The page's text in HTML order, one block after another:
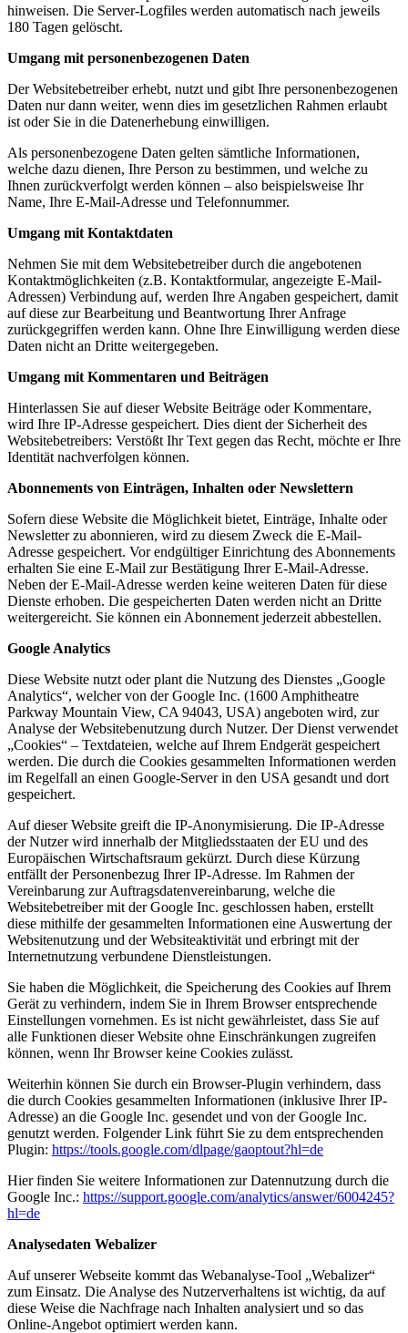
hinweisen. Die Server-Logfiles werden automatisch nach jeweils
180 Tagen gelöscht.
Umgang mit personenbezogenen Daten
Der Websitebetreiber erhebt, nutzt und gibt Ihre personenbezogenen
Daten nur dann weiter, wenn dies im gesetzlichen Rahmen erlaubt
ist oder Sie in die Datenerhebung einwilligen.
Als personenbezogene Daten gelten sämtliche Informationen,
welche dazu dienen, Ihre Person zu bestimmen, und welche zu
Ihnen zurückverfolgt werden können – also beispielsweise Ihr
Name, Ihre E-Mail-Adresse und Telefonnummer.
Umgang mit Kontaktdaten
Nehmen Sie mit dem Websitebetreiber durch die angebotenen
Kontaktmöglichkeiten (z.B. Kontaktformular, angezeigte E-Mail-
Adressen) Verbindung auf, werden Ihre Angaben gespeichert, damit
auf diese zur Bearbeitung und Beantwortung Ihrer Anfrage
zurückgegriffen werden kann. Ohne Ihre Einwilligung werden diese
Daten nicht an Dritte weitergegeben.
Umgang mit Kommentaren und Beiträgen
Hinterlassen Sie auf dieser Website Beiträge oder Kommentare,
wird Ihre IP-Adresse gespeichert. Dies dient der Sicherheit des
Websitebetreibers: Verstößt Ihr Text gegen das Recht, möchte er Ihre
Identität nachverfolgen können.
Abonnements von Einträgen, Inhalten oder Newslettern
Sofern diese Website die Möglichkeit bietet, Einträge, Inhalte oder
Newsletter zu abonnieren, wird zu diesem Zweck die E-Mail-
Adresse gespeichert. Vor endgültiger Einrichtung des Abonnements
erhalten Sie eine E-Mail zur Bestätigung Ihrer E-Mail-Adresse.
Neben der E-Mail-Adresse werden keine weiteren Daten für diese
Dienste erhoben. Die gespeicherten Daten werden nicht an Dritte
weitergereicht. Sie können ein Abonnement jederzeit abbestellen.
Google Analytics
Diese Website nutzt oder plant die Nutzung des Dienstes „Google
Analytics“, welcher von der Google Inc. (1600 Amphitheatre
Parkway Mountain View, CA 94043, USA) angeboten wird, zur
Analyse der Websitebenutzung durch Nutzer. Der Dienst verwendet
„Cookies“ – Textdateien, welche auf Ihrem Endgerät gespeichert
werden. Die durch die Cookies gesammelten Informationen werden
im Regelfall an einen Google-Server in den USA gesandt und dort
gespeichert.
Auf dieser Website greift die IP-Anonymisierung. Die IP-Adresse
der Nutzer wird innerhalb der Mitgliedsstaaten der EU und des
Europäischen Wirtschaftsraum gekürzt. Durch diese Kürzung
entfällt der Personenbezug Ihrer IP-Adresse. Im Rahmen der
Vereinbarung zur Auftragsdatenvereinbarung, welche die
Websitebetreiber mit der Google Inc. geschlossen haben, erstellt
diese mithilfe der gesammelten Informationen eine Auswertung der
Websitenutzung und der Websiteaktivität und erbringt mit der
Internetnutzung verbundene Dienstleistungen.
Sie haben die Möglichkeit, die Speicherung des Cookies auf Ihrem
Gerät zu verhindern, indem Sie in Ihrem Browser entsprechende
Einstellungen vornehmen. Es ist nicht gewährleistet, dass Sie auf
alle Funktionen dieser Website ohne Einschränkungen zugreifen
können, wenn Ihr Browser keine Cookies zulässt.
Weiterhin können Sie durch ein Browser-Plugin verhindern, dass
die durch Cookies gesammelten Informationen (inklusive Ihrer IP-
Adresse) an die Google Inc. gesendet und von der Google Inc.
genutzt werden. Folgender Link führt Sie zu dem entsprechenden
Plugin: https://tools.google.com/dlpage/gaoptout?hl=de
Hier finden Sie weitere Informationen zur Datennutzung durch die
Google Inc.: https://support.google.com/analytics/answer/6004245?
hl=de
Analysedaten Webalizer
Auf unserer Webseite kommt das Webanalyse-Tool „Webalizer“
zum Einsatz. Die Analyse des Nutzerverhaltens ist wichtig, da auf
diese Weise die Nachfrage nach Inhalten analysiert und so das
Online-Angebot optimiert werden kann.